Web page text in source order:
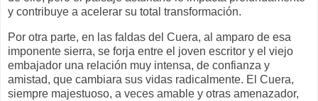
y contribuye a acelerar su total transformación.
Por otra parte, en las faldas del Cuera, al amparo de esa
imponente sierra, se forja entre el joven escritor y el viejo
embajador una relación muy intensa, de confianza y
amistad, que cambiara sus vidas radicalmente. El Cuera,
siempre majestuoso, a veces amable y otras amenazador,